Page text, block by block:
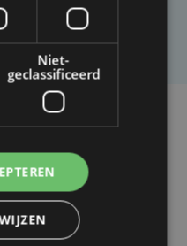
vr 7 augustus | 18:33
Parket in beroep tegen
Niet-
geclassificeerd